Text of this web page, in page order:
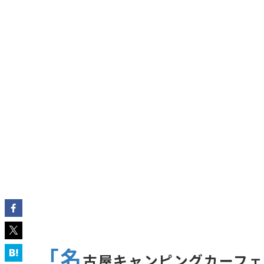
「名